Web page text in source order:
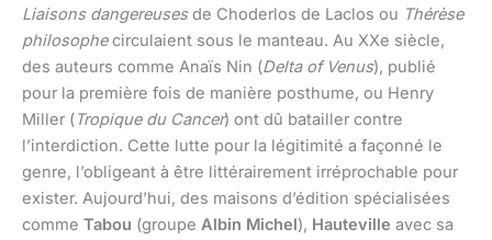
Liaisons dangereusesde Choderlos de Laclos ou Thérèse
philosophecirculaient sous le manteau. Au XXe siècle,
des auteurs comme Anaïs Nin (Delta of Venus), publié
pour la première fois de manière posthume, ou Henry
Miller (Tropique du Cancer) ont dû batailler contre
l’interdiction. Cette lutte pour la légitimité a façonné le
genre, l’obligeant à être littérairement irréprochable pour
exister. Aujourd’hui, des maisons d’édition spécialisées
comme Tabou (groupe Albin Michel), Hauteville avec sa